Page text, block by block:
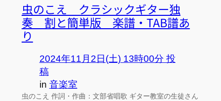
虫のこえ クラシックギター独
奏 割と簡単版 楽譜・TAB譜あ
り
2024年11月2日(土) 13時00分 投
稿
in 音楽室
虫のこえ 作詞・作曲：文部省唱歌 ギター教室の生徒さん